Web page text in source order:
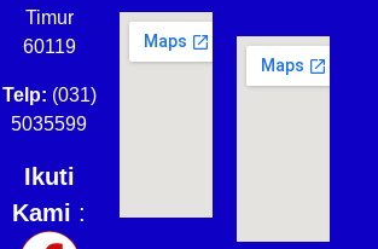
Timur
60119
Telp: (031)
5035599
Ikuti
Kami :